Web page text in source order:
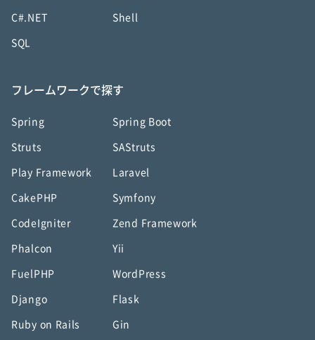
C#.NET Shell
SQL
フレームワークで探す
Spring Spring Boot
Struts SAStruts
Play Framework Laravel
CakePHP Symfony
CodeIgniter Zend Framework
Phalcon Yii
FuelPHP WordPress
Django Flask
Ruby on Rails Gin